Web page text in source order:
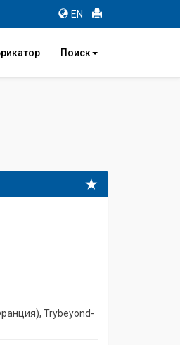
EN
Поиск
Trybeyond-